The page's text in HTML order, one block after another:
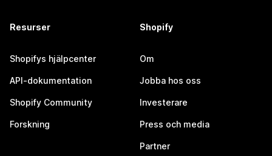
Resurser
Shopifys hjälpcenter
API-dokumentation
Shopify Community
Forskning
Shopify
Om
Jobba hos oss
Investerare
Press och media
Partner